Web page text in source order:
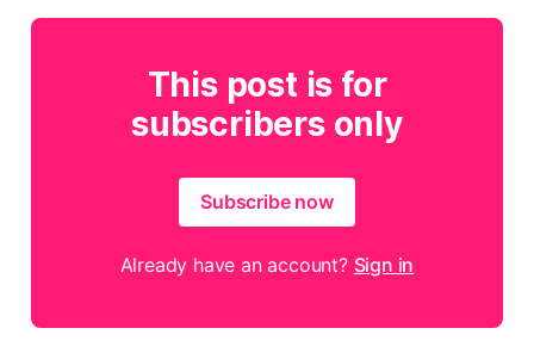
This post is for
subscribers only
Subscribe now
Already have an account? Sign in